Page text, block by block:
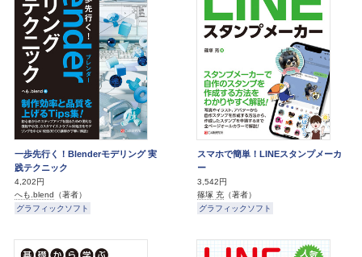
一歩先行く！Blenderモデリング 実
践テクニック
4,202円
へも.blend
（著者）
グラフィックソフト
スマホで簡単！LINEスタンプメーカ
ー
3,542円
篠塚 充 （著者）
グラフィックソフト